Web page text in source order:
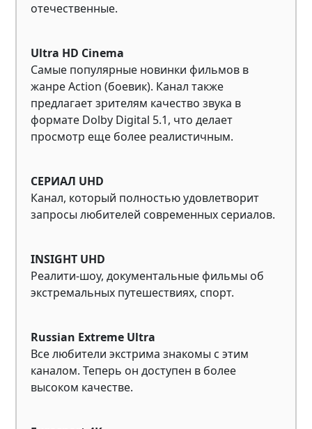
отечественные.
Ultra HD Cinema
Самые популярные новинки фильмов в
жанре Action (боевик). Канал также
предлагает зрителям качество звука в
формате Dolby Digital 5.1, что делает
просмотр еще более реалистичным.
СЕРИАЛ UHD
Канал, который полностью удовлетворит
запросы любителей современных сериалов.
INSIGHT UHD
Реалити-шоу, документальные фильмы об
экстремальных путешествиях, спорт.
Russian Extreme Ultra
Все любители экстрима знакомы с этим
каналом. Теперь он доступен в более
высоком качестве.